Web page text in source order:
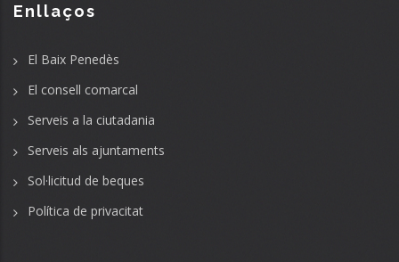
Enllaços
El Baix Penedès
El consell comarcal
Serveis a la ciutadania
Serveis als ajuntaments
Sol·licitud de beques
Política de privacitat